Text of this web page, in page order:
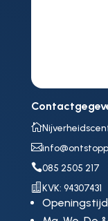


085 2505 217
 KVK: 94307431